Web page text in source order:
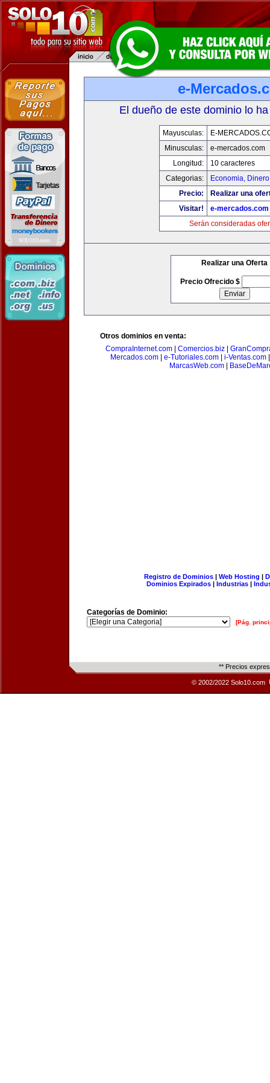
e-
El dueño de este dominio lo
Mayusculas:
E-
Minusculas:
e-mercados.com
Longitud:
10 caracteres
Categorias:
Economia,
Precio:
Realizar una
Visitar!
e-mercados.com
Serán consideradas
Realizar una Oferta
Precio Ofrecido $
Otros dominios en venta:
CompraInternet.com| Comercios.biz|
Mercados.com
e-Tutoriales.com i-Ventas.com
MarcasWeb.com
Registro de Dominios| Web Hosting |
Dominios Expirados | Industrias |
Categorías de Dominio:
[Pág.
** Precios
© 2002/2022 Solo10.com